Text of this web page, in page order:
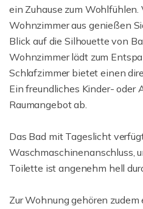
ein Zuhause zum Wohlfühlen.
Wohnzimmer aus genießen
Blick auf die Silhouette von
Wohnzimmer lädt zum
Schlafzimmer bietet einen
Ein freundliches Kinder- oder
Raumangebot ab.
Das Bad mit Tageslicht
Waschmaschinenanschluss,
Toilette ist angenehm hell
Zur Wohnung gehören